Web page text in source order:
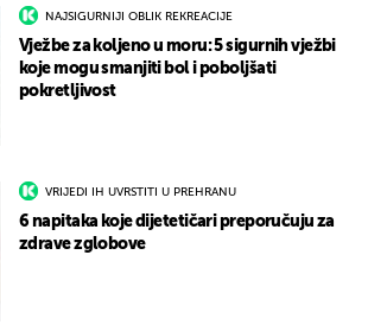
NAJSIGURNIJI OBLIK REKREACIJE
Vježbe za koljeno u moru: 5 sigurnih vježbi
koje mogu smanjiti bol i poboljšati
pokretljivost
VRIJEDI IH UVRSTITI U PREHRANU
6 napitaka koje dijetetičari preporučuju za
zdrave zglobove